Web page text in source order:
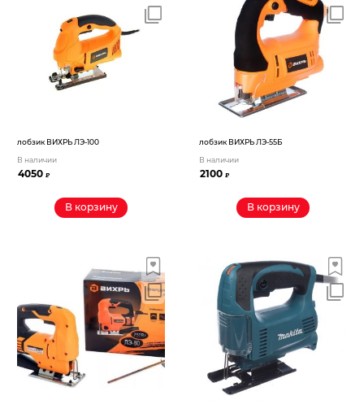
лобзик ВИХРЬ ЛЭ-100
В наличии
4050₽
В корзину
лобзик ВИХРЬ ЛЭ-55Б
В наличии
2100₽
В корзину